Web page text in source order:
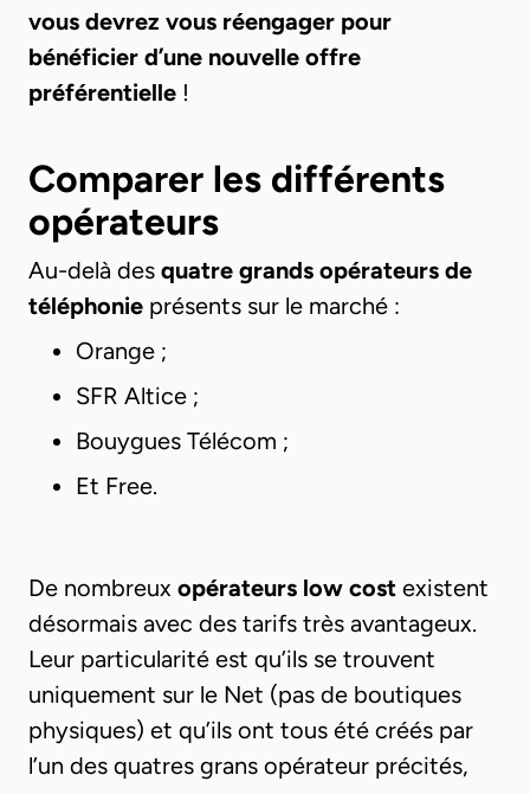
vous devrez vous réengager pour
bénéficier d’une nouvelle offre
préférentielle !
Comparer les différents
opérateurs
Au-delà des quatre grands opérateurs de
téléphonie présents sur le marché :
Orange ;
SFR Altice ;
Bouygues Télécom ;
Et Free.
De nombreux opérateurs low cost existent
désormais avec des tarifs très avantageux.
Leur particularité est qu’ils se trouvent
uniquement sur le Net (pas de boutiques
physiques) et qu’ils ont tous été créés par
l’un des quatres grans opérateur précités,